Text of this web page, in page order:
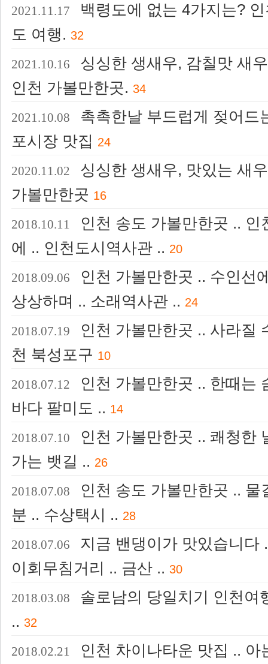
2021.11.17
백령도에 없는 4가지는?
도 여행. 32
2021.10.16
싱싱한 생새우, 감칠맛 새
인천 가볼만한곳. 34
2021.10.08
촉촉한날 부드럽게 젖어드
포시장 맛집 24
2020.11.02
싱싱한 생새우, 맛있는 새
가볼만한곳 16
2018.10.11
인천 송도 가볼만한곳 ..
에 .. 인천도시역사관 .. 20
2018.09.06
인천 가볼만한곳 .. 수인선
상상하며 .. 소래역사관 .. 24
2018.07.19
인천 가볼만한곳 .. 사라질
천 북성포구 10
2018.07.12
인천 가볼만한곳 .. 한때는
바다 팔미도 .. 14
2018.07.10
인천 가볼만한곳 .. 쾌청한
가는 뱃길 .. 26
2018.07.08
인천 송도 가볼만한곳 ..
분 .. 수상택시 .. 28
2018.07.06
지금 밴댕이가 맛있습니다
이회무침거리 .. 금산 .. 30
2018.03.08
솔로남의 당일치기 인천여
.. 32
2018.02.21 인천 차이나타운 맛집 ..